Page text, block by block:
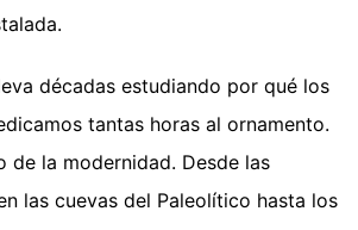
décadas estudiando por qué los
tantas horas al ornamento.
de la modernidad. Desde las
las cuevas del Paleolítico hasta los